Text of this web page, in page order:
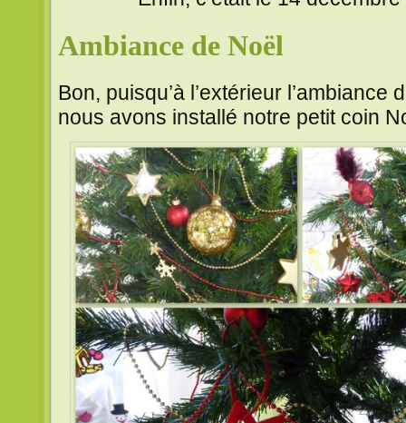
Ambiance de Noël
Bon, puisqu’à l’extérieur l’ambiance
nous avons installé notre petit coin